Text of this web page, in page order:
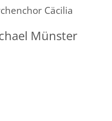
Cäcilia
Münster